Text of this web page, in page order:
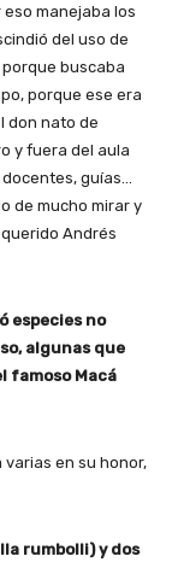
manejaba los
del uso de
buscaba
porque ese era
don nato de
y fuera del aula
guías…
de mucho mirar y
Andrés
especies no
algunas que
famoso Macá
en su honor,
rumbolli) y dos